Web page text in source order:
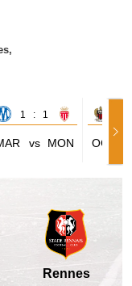
1 : 1
vs MON OGC
Rennes